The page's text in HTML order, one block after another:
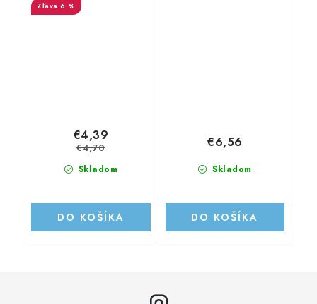
MARINI E FIOR DI
6 %
Skladom
€4,39
€4,70
DO KOŠÍKA
Skladom
€6,56
DO KOŠÍKA